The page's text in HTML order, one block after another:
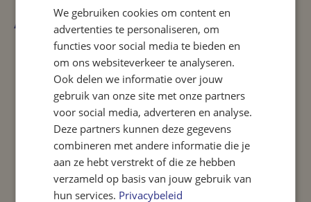
Aanbod
Wij bieden een aantrekkelijk salaris aan op basis van
jouw opleiding en werkervaring, evenals uitstekende
secundaire arbeidsvoorwaarden
Uitbetaling van overuren
Je komt terecht in een informele en prettige
werksfeer binnen een groeiend, internationaal bedrijf
25 vakantiedagen
We gebruiken cookies om content en
advertenties te personaliseren, om
functies voor social media te bieden en
om ons websiteverkeer te analyseren.
Ook delen we informatie over jouw
gebruik van onze site met onze partners
voor social media, adverteren en analyse.
Deze partners kunnen deze gegevens
combineren met andere informatie die je
aan ze hebt verstrekt of die ze hebben
verzameld op basis van jouw gebruik van
hun services. Privacybeleid